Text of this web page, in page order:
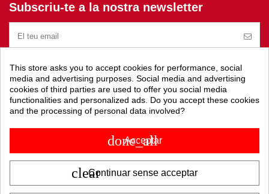
Subscriu-te a la nostra newsletter
This store asks you to accept cookies for performance, social
media and advertising purposes. Social media and advertising
cookies of third parties are used to offer you social media
functionalities and personalized ads. Do you accept these cookies
and the processing of personal data involved?
done_all
Acceptar
clearContinuar sense acceptar